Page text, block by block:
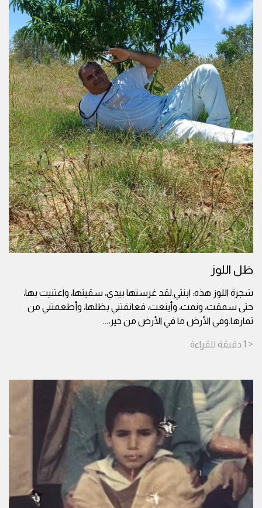
ظل اللوز
شجرة اللوز هذه: ابنتي.لقد غرستها بيدي، سقيتها، واعتنيت بها،
حتى سمقت، ونمت، وأينعت، فعانقتني بظلها، وأطعمتني من
ثمارها.وفي الأرض ما في الأرض من خير،...
< 1 دقيقة للقراءة